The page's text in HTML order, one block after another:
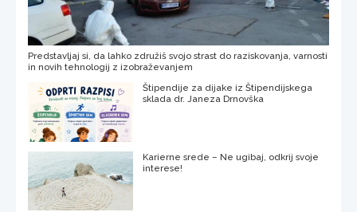
Predstavljaj si, da lahko združiš svojo strast do raziskovanja, varnosti
in novih tehnologij z izobraževanjem
Štipendije za dijake iz Štipendijskega
sklada dr. Janeza Drnovška
Karierne srede – Ne ugibaj, odkrij svoje
interese!